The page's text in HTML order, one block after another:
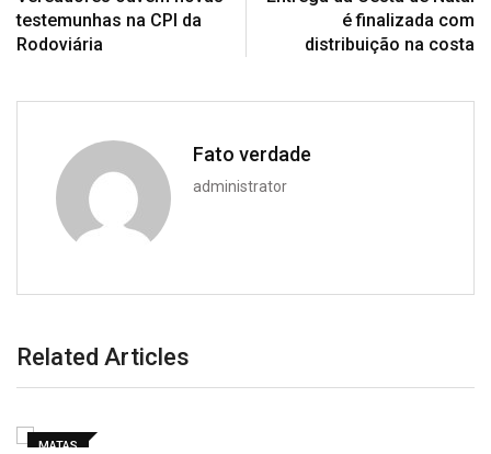
testemunhas na CPI da
Rodoviária
é finalizada com
distribuição na costa
Fato verdade
administrator
Related Articles